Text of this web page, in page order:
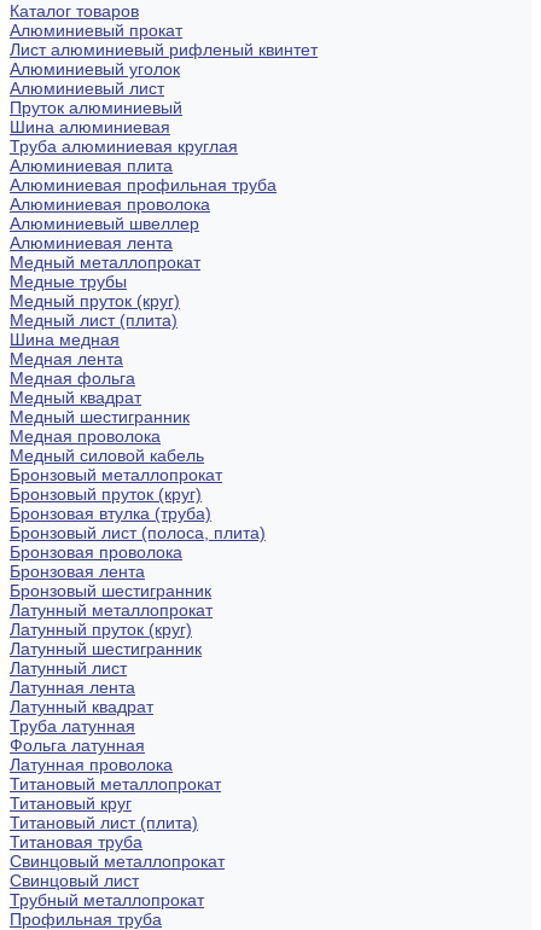
Каталог товаров
Алюминиевый прокат
Лист алюминиевый рифленый квинтет
Алюминиевый уголок
Алюминиевый лист
Пруток алюминиевый
Шина алюминиевая
Труба алюминиевая круглая
Алюминиевая плита
Алюминиевая профильная труба
Алюминиевая проволока
Алюминиевый швеллер
Алюминиевая лента
Медный металлопрокат
Медные трубы
Медный пруток (круг)
Медный лист (плита)
Шина медная
Медная лента
Медная фольга
Медный квадрат
Медный шестигранник
Медная проволока
Медный силовой кабель
Бронзовый металлопрокат
Бронзовый пруток (круг)
Бронзовая втулка (труба)
Бронзовый лист (полоса, плита)
Бронзовая проволока
Бронзовая лента
Бронзовый шестигранник
Латунный металлопрокат
Латунный пруток (круг)
Латунный шестигранник
Латунный лист
Латунная лента
Латунный квадрат
Труба латунная
Фольга латунная
Латунная проволока
Титановый металлопрокат
Титановый круг
Титановый лист (плита)
Титановая труба
Свинцовый металлопрокат
Свинцовый лист
Трубный металлопрокат
Профильная труба